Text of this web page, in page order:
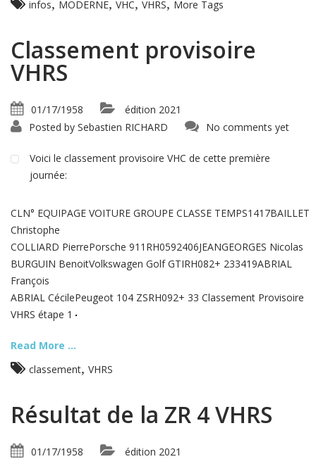
infos, MODERNE, VHC, VHRS, More Tags
Classement provisoire
VHRS
01/17/1958
édition 2021
Posted by Sebastien RICHARD No comments yet
Voici le classement provisoire VHC de cette première
journée:
CLN° EQUIPAGE VOITURE GROUPE CLASSE TEMPS1417BAILLET
Christophe
COLLIARD PierrePorsche 911RH0592406JEANGEORGES Nicolas
BURGUIN BenoitVolkswagen Golf GTIRH082+ 233419ABRIAL
François
ABRIAL CécilePeugeot 104 ZSRH092+ 33 Classement Provisoire
VHRS étape 1
Read More ...
classement, VHRS
Résultat de la ZR 4 VHRS
01/17/1958 édition 2021